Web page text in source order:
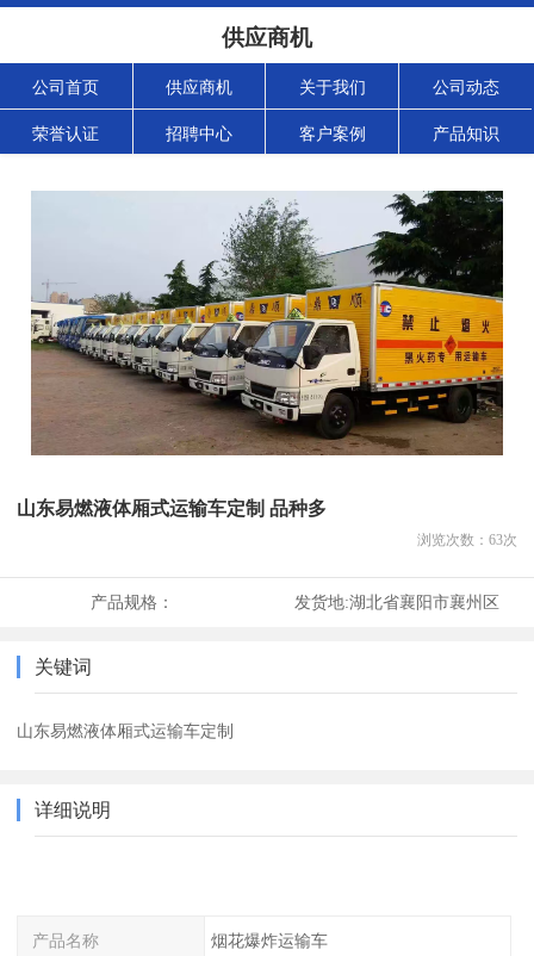
供应商机
公司首页 供应商机 关于我们 公司动态
荣誉认证 招聘中心 客户案例 产品知识
山东易燃液体厢式运输车定制 品种多
浏览次数： 63次
产品规格： 发货地:湖北省襄阳市襄州区
关键词
山东易燃液体厢式运输车定制
详细说明
产品名称 烟花爆炸运输车